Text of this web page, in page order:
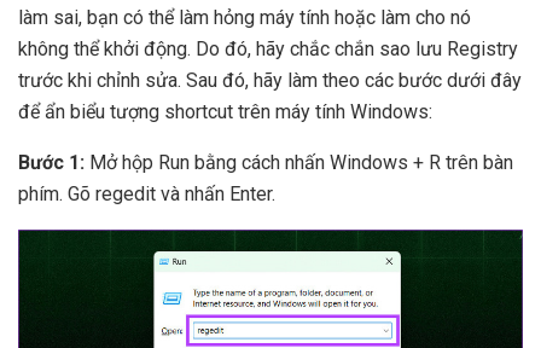
làm sai, bạn có thể làm hỏng máy tính hoặc làm cho nó
không thể khởi động. Do đó, hãy chắc chắn sao lưu Registry
trước khi chỉnh sửa. Sau đó, hãy làm theo các bước dưới đây
để ẩn biểu tượng shortcut trên máy tính Windows:
Bước 1: Mở hộp Run bằng cách nhấn Windows + R trên bàn
phím. Gõ regedit và nhấn Enter.